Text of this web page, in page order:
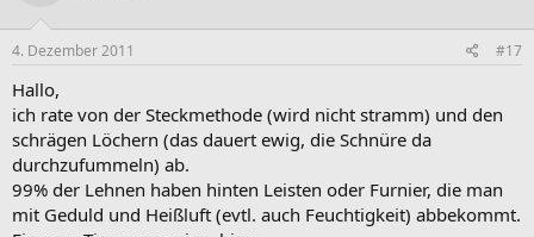
4. Dezember 2011 #17
Hallo,
ich rate von der Steckmethode (wird nicht stramm) und den
schrägen Löchern (das dauert ewig, die Schnüre da
durchzufummeln) ab.
99% der Lehnen haben hinten Leisten oder Furnier, die man
mit Geduld und Heißluft (evtl. auch Feuchtigkeit) abbekommt.